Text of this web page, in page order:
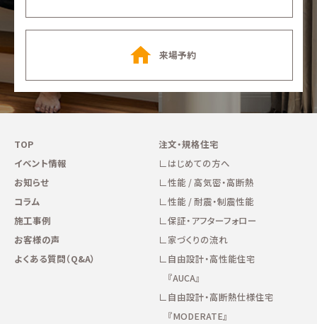
来場予約
TOP
イベント情報
お知らせ
コラム
施工事例
お客様の声
よくある質問（Q&A）
注文・規格住宅
はじめての方へ
性能 / 高気密・高断熱
性能 / 耐震・制震性能
保証・アフターフォロー
家づくりの流れ
自由設計・高性能住宅
『AUCA』
自由設計・高断熱仕様住宅
『MODERATE』